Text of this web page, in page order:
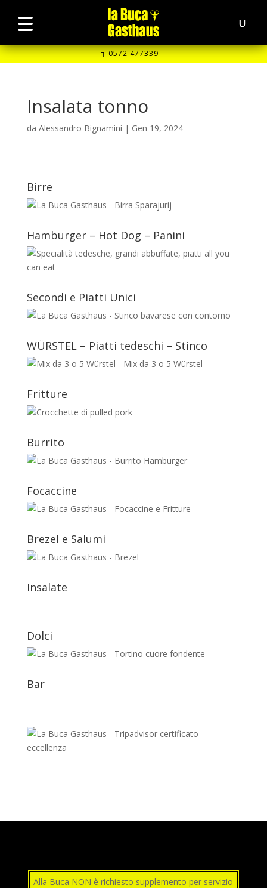
0572 477339
Insalata tonno
da Alessandro Bignamini | Gen 19, 2024
Birre
Hamburger – Hot Dog – Panini
Secondi e Piatti Unici
WÜRSTEL – Piatti tedeschi – Stinco
Fritture
Burrito
Focaccine
Brezel e Salumi
Insalate
Dolci
Bar
Alla Buca NON è richiesto supplemento per servizio